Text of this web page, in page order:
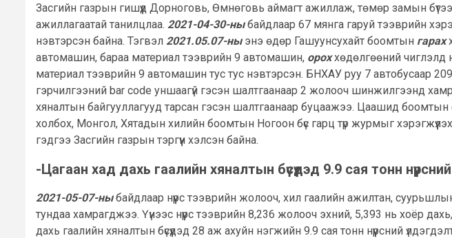
Засгийн газрын гишүүд Дорноговь, Өмнөговь аймагт ажиллаж, төмөр замын
ажиллагаатай танилцлаа. 2021-04-30-ныбайдлаар 67 мянга гаруй тээврийн
нэвтэрсэн байна. Тэгвэл 2021.05.07-ныэнэ өдөр Гашуунсухайт боомтын гарах
автомашин, бараа материал тээврийн 9 автомашин, ороххөдөлгөөний чиглэлд
материал тээврийн 9 автомашин тус тус нэвтэрсэн. БНХАУ руу 7 автобусаар
гэрчилгээний bar code уншаагүй гэсэн шалтгаанаар 2 жолооч шинжилгээнд
хяналтын байгууллагууд тарсан гэсэн шалтгаанаар буцаажээ. Цаашид боомтын
холбох, Монгол, Хятадын хилийн боомтын Ногоон бүс гарц түр журмыг
гэдгээ Засгийн газрын тэргүүн хэлсэн байна.
-Цагаан хад дахь гаалийн хяналтын бүсүүдэд 9.9 сая тонн
2021-05-07-ныбайдлаар нүүрс тээврийн жолооч, хил гаалийн ажилтан,
тундаа хамрагджээ. Үүнээс нүүрс тээврийн 8,236 жолооч эхний, 5,393 нь хоёр
дахь гаалийн хяналтын бүсүүдэд 28 аж ахуйн нэгжийн 9.9 сая тонн нүүрсний